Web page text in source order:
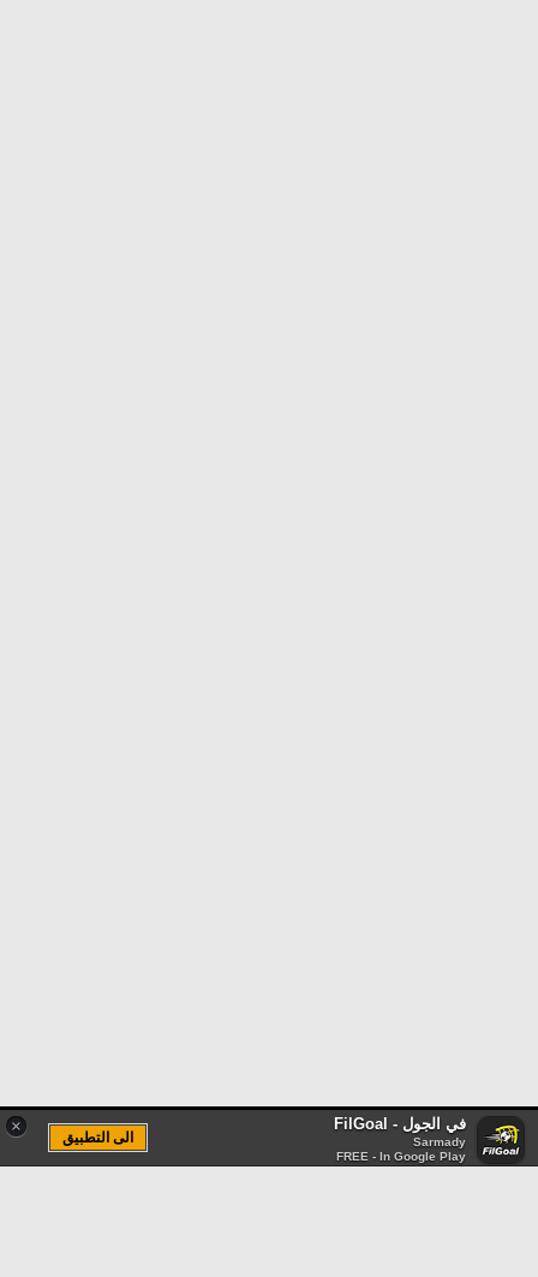
× في الجول - FilGoal
Sarmady
FREE - In Google Play
الى التطبيق